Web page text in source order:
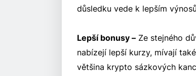
důsledku vede k lepším
Lepší bonusy – Ze stejného
nabízejí lepší kurzy, mívají
většina krypto sázkových